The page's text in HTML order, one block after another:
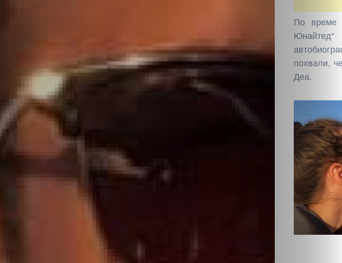
Спорт
По време
Юнайтед“
похвали,
Деа.